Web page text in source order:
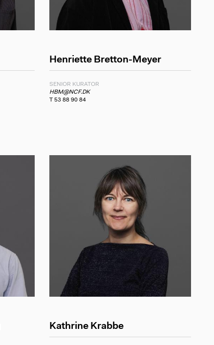
Henriette Bretton-Meyer
SENIOR KURATOR
HBM@NCF.DK
T 53 88 90 84
Kathrine Krabbe